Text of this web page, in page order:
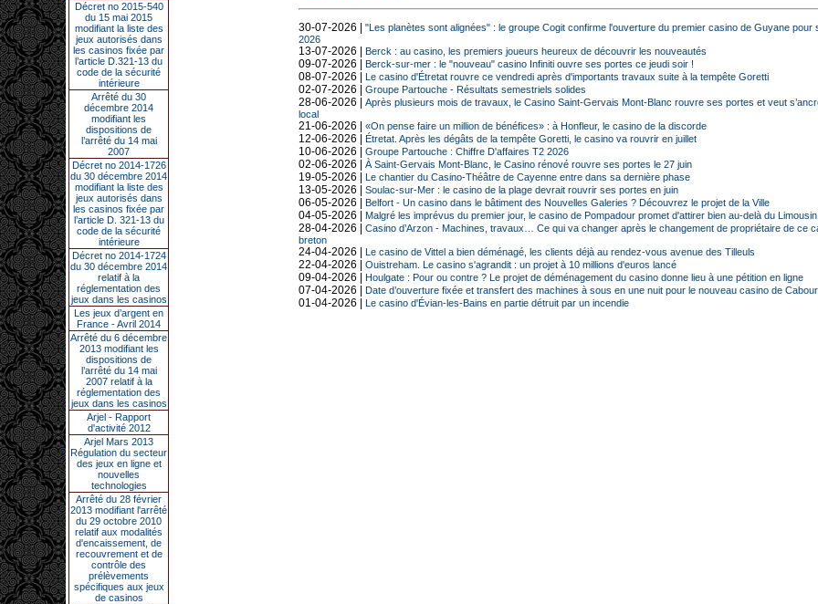
Décret no 2015-540
du 15 mai 2015
modifiant la liste des
jeux autorisés dans
les casinos fixée par
l’article D.321-13 du
code de la sécurité
intérieure
Arrêté du 30
décembre 2014
modifiant les
dispositions de
l’arrêté du 14 mai
2007
Décret no 2014-1726
du 30 décembre 2014
modifiant la liste des
jeux autorisés dans
les casinos fixée par
l’article D. 321-13 du
code de la sécurité
intérieure
Décret no 2014-1724
du 30 décembre 2014
relatif à la
réglementation des
jeux dans les casinos
Les jeux d’argent en
France - Avril 2014
Arrêté du 6 décembre
2013 modifiant les
dispositions de
l’arrêté du 14 mai
2007 relatif à la
réglementation des
jeux dans les casinos
Arjel - Rapport
d'activité 2012
Arjel Mars 2013
Régulation du secteur
des jeux en ligne et
nouvelles
technologies
Arrêté du 28 février
2013 modifiant l'arrêté
du 29 octobre 2010
relatif aux modalités
d'encaissement, de
recouvrement et de
contrôle des
prélèvements
spécifiques aux jeux
de casinos
30-07-2026 |
"Les planètes sont alignées" : le groupe Cogit confirme l'ouverture du premier casino de Guyane pour
2026
13-07-2026 | Berck : au casino, les premiers joueurs heureux de découvrir les nouveautés
09-07-2026 | Berck-sur-mer : le "nouveau" casino Infiniti ouvre ses portes ce jeudi soir !
08-07-2026 | Le casino d'Étretat rouvre ce vendredi après d'importants travaux suite à la tempête Goretti
02-07-2026 | Groupe Partouche - Résultats semestriels solides
28-06-2026 |
Après plusieurs mois de travaux, le Casino Saint-Gervais Mont-Blanc rouvre ses portes et veut
local
21-06-2026 | «On pense faire un million de bénéfices» : à Honfleur, le casino de la discorde
12-06-2026 | Étretat. Après les dégâts de la tempête Goretti, le casino va rouvrir en juillet
10-06-2026 | Groupe Partouche : Chiffre D'affaires T2 2026
02-06-2026 | À Saint-Gervais Mont-Blanc, le Casino rénové rouvre ses portes le 27 juin
19-05-2026 | Le chantier du Casino-Théâtre de Cayenne entre dans sa dernière phase
13-05-2026 | Soulac-sur-Mer : le casino de la plage devrait rouvrir ses portes en juin
06-05-2026 | Belfort - Un casino dans le bâtiment des Nouvelles Galeries ? Découvrez le projet de la Ville
04-05-2026 | Malgré les imprévus du premier jour, le casino de Pompadour promet d'attirer bien au-delà du Limousin
28-04-2026 |
Casino d’Arzon - Machines, travaux… Ce qui va changer après le changement de propriétaire de ce
breton
24-04-2026 | Le casino de Vittel a bien déménagé, les clients déjà au rendez-vous avenue des Tilleuls
22-04-2026 | Ouistreham. Le casino s'agrandit : un projet à 10 millions d'euros lancé
09-04-2026 | Houlgate : Pour ou contre ? Le projet de déménagement du casino donne lieu à une pétition en ligne
07-04-2026 | Date d’ouverture fixée et transfert des machines à sous en une nuit pour le nouveau casino de
01-04-2026 | Le casino d'Évian-les-Bains en partie détruit par un incendie